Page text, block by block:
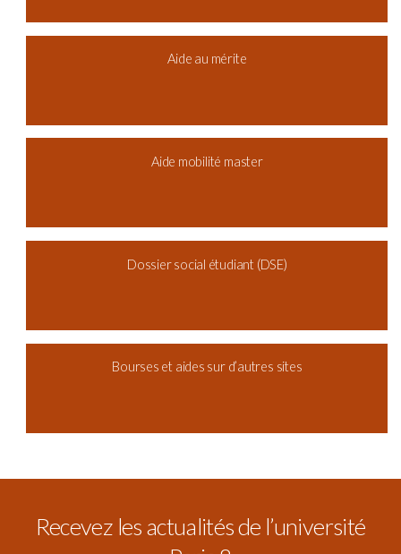
Aide au mérite
Aide mobilité master
Dossier social étudiant (DSE)
Bourses et aides sur d’autres sites
Recevez les actualités de l’université